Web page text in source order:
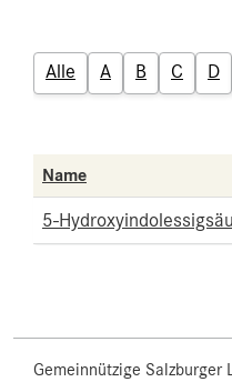
Alle A B C D
Name
5-
Gemeinnützige